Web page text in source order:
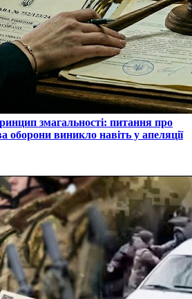
змагальності: питання про
оборони виникло навіть у апеляції